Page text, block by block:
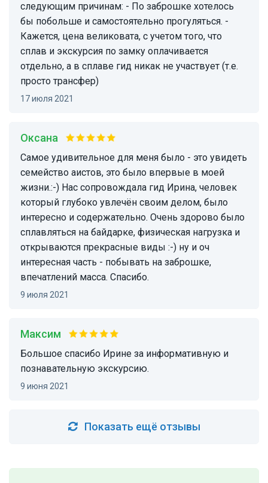
следующим причинам: - По заброшке хотелось
бы побольше и самостоятельно прогуляться. -
Кажется, цена великовата, с учетом того, что
сплав и экскурсия по замку оплачивается
отдельно, а в сплаве гид никак не участвует (т.е.
просто трансфер)
17 июля 2021
Оксана
Самое удивительное для меня было - это увидеть
семейство аистов, это было впервые в моей
жизни.:-) Нас сопровождала гид Ирина, человек
который глубоко увлечён своим делом, было
интересно и содержательно. Очень здорово было
сплавляться на байдарке, физическая нагрузка и
открываются прекрасные виды :-) ну и оч
интересная часть - побывать на заброшке,
впечатлений масса. Спасибо.
9 июля 2021
Максим
Большое спасибо Ирине за информативную и
познавательную экскурсию.
9 июня 2021
Показать ещё отзывы